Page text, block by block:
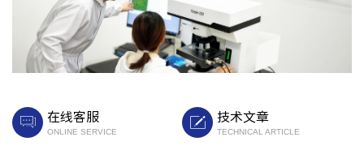
在线客服
ONLINE SERVICE
技术文章
TECHNICAL ARTICLE